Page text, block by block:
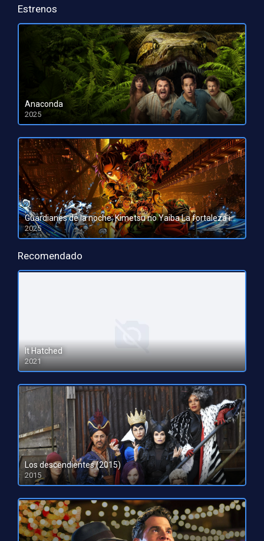
Estrenos
Anaconda
2025
HD 1080pHD 720p
Guardianes de la noche: Kimetsu no Yaiba La fortaleza infinita
2025
HD 1080pHD 720p
Recomendado
It Hatched
2021
HD 1080pHD 720p
Los descendientes (2015)
2015
HD 720p